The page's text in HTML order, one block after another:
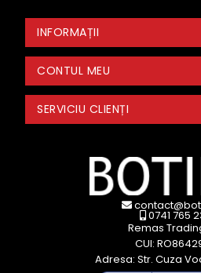
INFORMAȚII
CONTUL MEU
SERVICIU CLIENȚI
0741 765
Remas
CUI:
Adresa: Str. Cuza